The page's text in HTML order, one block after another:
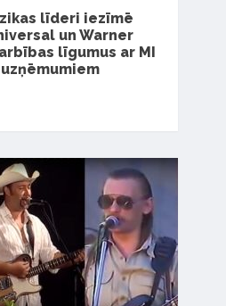
līderi iezīmē
un Warner
līgumus ar MI